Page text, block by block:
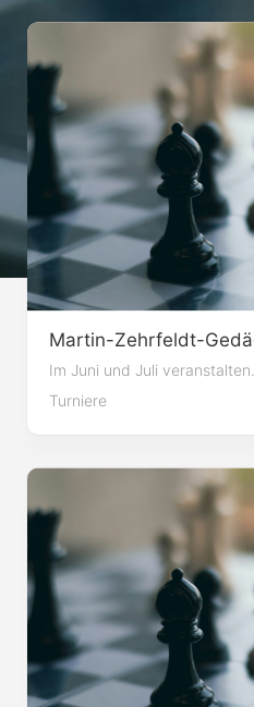
Martin-Zehrfeldt-
Im Juni und Juli
Turniere